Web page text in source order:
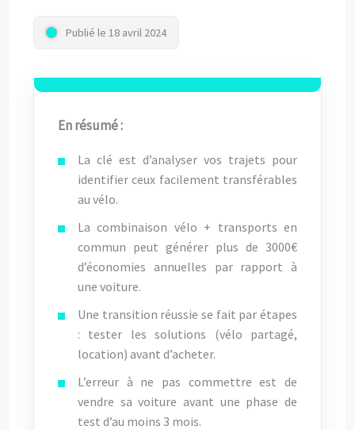
Publié le 18 avril 2024
En résumé :
La clé est d’analyser vos trajets pour
identifier ceux facilement transférables
au vélo.
La combinaison vélo + transports en
commun peut générer plus de 3000€
d’économies annuelles par rapport à
une voiture.
Une transition réussie se fait par étapes
: tester les solutions (vélo partagé,
location) avant d’acheter.
L’erreur à ne pas commettre est de
vendre sa voiture avant une phase de
test d’au moins 3 mois.